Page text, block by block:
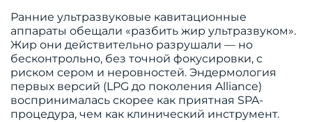
Ранние ультразвуковые кавитационные
аппараты обещали «разбить жир ультразвуком».
Жир они действительно разрушали — но
бесконтрольно, без точной фокусировки, с
риском сером и неровностей. Эндермология
первых версий (LPG до поколения Alliance)
воспринималась скорее как приятная SPA-
процедура, чем как клинический инструмент.